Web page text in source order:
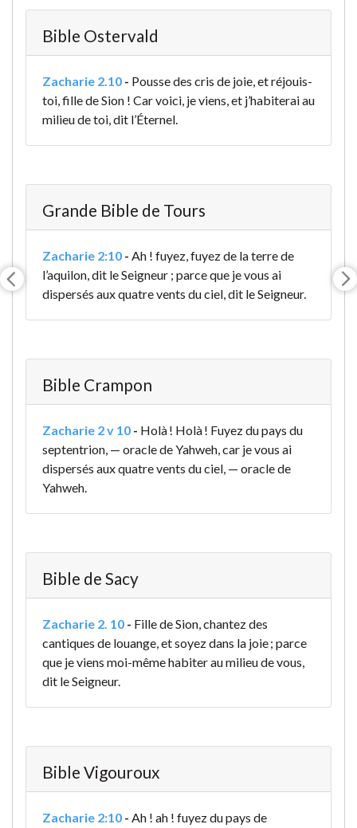
Bible Ostervald
Zacharie 2.10 - Pousse des cris de joie, et réjouis-
toi, fille de Sion ! Car voici, je viens, et j’habiterai au
milieu de toi, dit l’Éternel.
Grande Bible de Tours
Zacharie 2:10 - Ah ! fuyez, fuyez de la terre de
l’aquilon, dit le Seigneur ; parce que je vous ai
dispersés aux quatre vents du ciel, dit le Seigneur.
Bible Crampon
Zacharie 2 v 10 - Holà ! Holà ! Fuyez du pays du
septentrion, — oracle de Yahweh, car je vous ai
dispersés aux quatre vents du ciel, — oracle de
Yahweh.
Bible de Sacy
Zacharie 2. 10 - Fille de Sion, chantez des
cantiques de louange, et soyez dans la joie ; parce
que je viens moi-même habiter au milieu de vous,
dit le Seigneur.
Bible Vigouroux
Zacharie 2:10 - Ah ! ah ! fuyez du pays de